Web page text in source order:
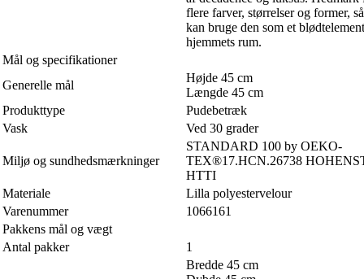
flere farver, størrelser og former,
kan bruge den som et
hjemmets rum.
Mål og specifikationer
Generelle mål
Højde 45 cm
Længde 45 cm
Produkttype
Pudebetræk
Vask
Ved 30 grader
Miljø og sundhedsmærkninger
STANDARD 100 by OEKO-
TEX®17.HCN.26738
HTTI
Materiale
Lilla polyestervelour
Varenummer
1066161
Pakkens mål og vægt
Antal pakker
1
Bredde 45 cm